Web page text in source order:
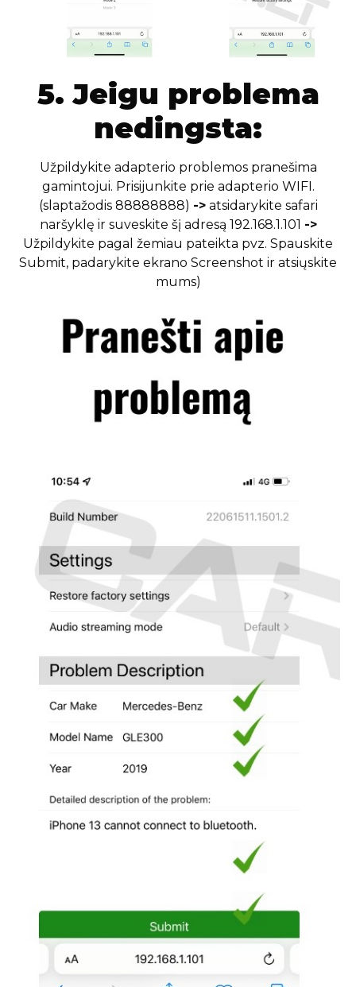
5. Jeigu problema
nedingsta:
Užpildykite adapterio problemos pranešima
gamintojui. Prisijunkite prie adapterio WIFI.
(slaptažodis 88888888) ->atsidarykite safari
naršyklę ir suveskite šį adresą 192.168.1.101 ->
Užpildykite pagal žemiau pateikta pvz. Spauskite
Submit, padarykite ekrano Screenshot ir atsiųskite
mums)